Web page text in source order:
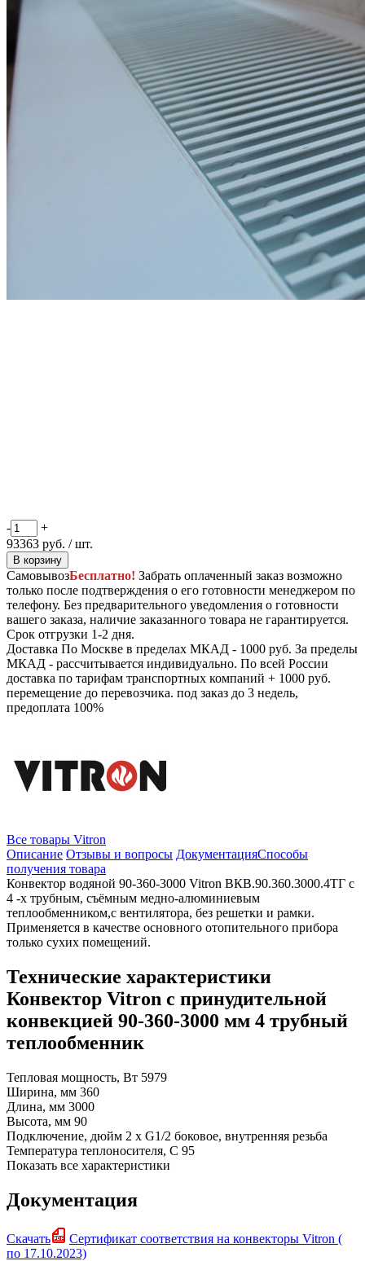
-
+
93363 руб. / шт.
В корзину
СамовывозБесплатно! Забрать оплаченный заказ возможно
только после подтверждения о его готовности менеджером по
телефону. Без предварительного уведомления о готовности
вашего заказа, наличие заказанного товара не гарантируется.
Срок отгрузки 1-2 дня.
Доставка По Москве в пределах МКАД - 1000 руб. За пределы
МКАД - рассчитывается индивидуально. По всей России
доставка по тарифам транспортных компаний + 1000 руб.
перемещение до перевозчика. под заказ до 3 недель,
предоплата 100%
Все товары Vitron
Описание Отзывы и вопросы ДокументацияСпособы
получения товара
Конвектор водяной 90-360-3000 Vitron ВКВ.90.360.3000.4ТГ с
4 -х трубным, съёмным медно-алюминиевым
теплообменником,с вентилятора, без решетки и рамки.
Применяется в качестве основного отопительного прибора
только сухих помещений.
Технические характеристики
Конвектор Vitron с принудительной
конвекцией 90-360-3000 мм 4 трубный
теплообменник
Тепловая мощность, Вт 5979
Ширина, мм 360
Длина, мм 3000
Высота, мм 90
Подключение, дюйм 2 х G1/2 боковое, внутренняя резьба
Температура теплоносителя, С 95
Показать все характеристики
Документация
Скачать
Сертификат соответствия на конвекторы Vitron (
по 17.10.2023)